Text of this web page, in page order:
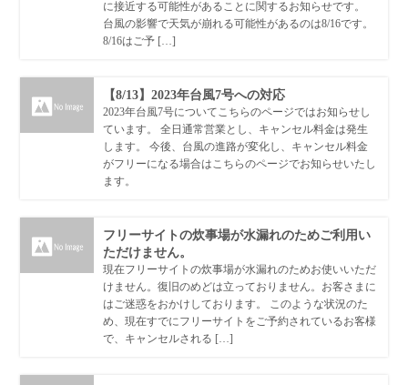
に接近する可能性があることに関するお知らせです。
台風の影響で天気が崩れる可能性があるのは8/16です。
8/16はご予 […]
【8/13】2023年台風7号への対応
2023年台風7号についてこちらのページではお知らせし
ています。 全日通常営業とし、キャンセル料金は発生
します。 今後、台風の進路が変化し、キャンセル料金
がフリーになる場合はこちらのページでお知らせいたし
ます。
フリーサイトの炊事場が水漏れのためご利用い
ただけません。
現在フリーサイトの炊事場が水漏れのためお使いいただ
けません。復旧のめどは立っておりません。お客さまに
はご迷惑をおかけしております。 このような状況のた
め、現在すでにフリーサイトをご予約されているお客様
で、キャンセルされる […]